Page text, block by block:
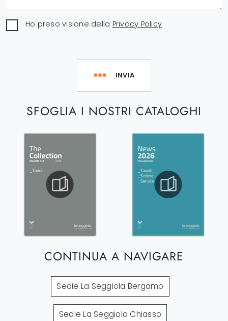
SFOGLIA I NOSTRI CATALOGHI
CONTINUA A NAVIGARE
Sedie La Seggiola Bergamo
Sedie La Seggiola Chiasso
Ho preso visione della Privacy Policy
INVIA